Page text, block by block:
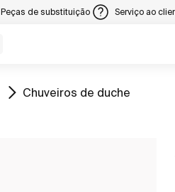
Peças de substituição Serviço ao
Ir para
Chuveiros de duche